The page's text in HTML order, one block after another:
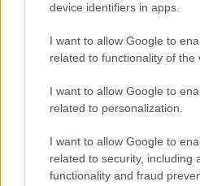
device identifiers in apps.
I want to allow Google to
related to functionality of the
I want to allow Google to
related to personalization.
I want to allow Google to
related to security, including
functionality and fraud
ünnepi album, ami a
saját dalok, de azért a
hagyjuk ki!" séma
Underneath The Treepedig
megragadni az ember
közben.